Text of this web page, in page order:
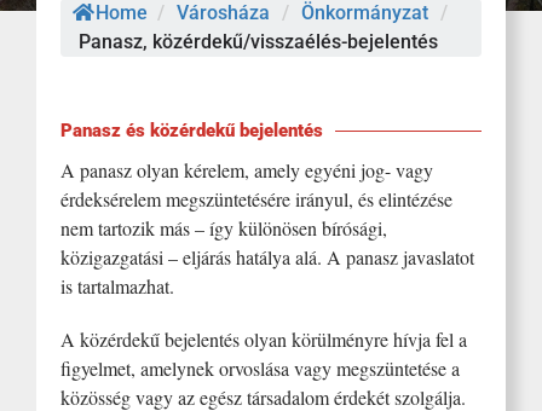
Home / Városháza / Önkormányzat /
Panasz, közérdekű/visszaélés-bejelentés
Panasz és közérdekű bejelentés
A panasz olyan kérelem, amely egyéni jog- vagy
érdeksérelem megszüntetésére irányul, és elintézése
nem tartozik más – így különösen bírósági,
közigazgatási – eljárás hatálya alá. A panasz javaslatot
is tartalmazhat.
A közérdekű bejelentés olyan körülményre hívja fel a
figyelmet, amelynek orvoslása vagy megszüntetése a
közösség vagy az egész társadalom érdekét szolgálja.